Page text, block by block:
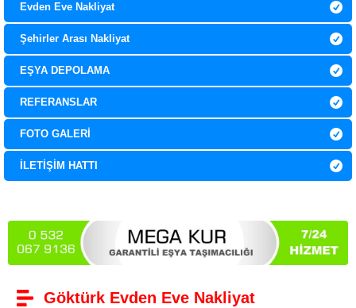
Evden Eve Nakliyat
Şehirler Arası Nakliyat
EŞYA DEPOLAMA
REFERANSLAR
FOTO GALERİ
İLETİŞİM HATTI
Göktürk Evden Eve Nakliyat